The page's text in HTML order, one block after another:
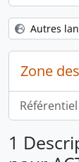
Autres
Zone
Référentiel
1